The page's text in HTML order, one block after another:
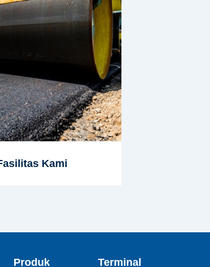
Kami
Produk Terminal